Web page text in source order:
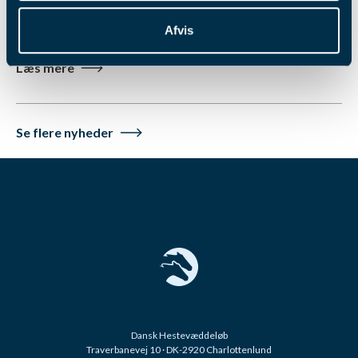
Afvis
skal forsøge at få en startplads i kampen om travets blå
Læs mere
Se flere nyheder
Dansk Hestevæddeløb
Traverbanevej 10 · DK-2920 Charlottenlund